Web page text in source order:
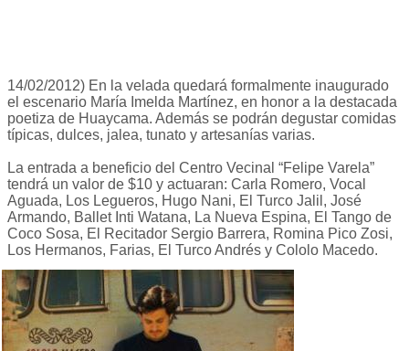
14/02/2012) En la velada quedará formalmente inaugurado
el escenario María Imelda Martínez, en honor a la destacada
poetiza de Huaycama. Además se podrán degustar comidas
típicas, dulces, jalea, tunato y artesanías varias.
La entrada a beneficio del Centro Vecinal “Felipe Varela”
tendrá un valor de $10 y actuaran: Carla Romero, Vocal
Aguada, Los Legueros, Hugo Nani, El Turco Jalil, José
Armando, Ballet Inti Watana, La Nueva Espina, El Tango de
Coco Sosa, El Recitador Sergio Barrera, Romina Pico Zosi,
Los Hermanos, Farias, El Turco Andrés y Cololo Macedo.